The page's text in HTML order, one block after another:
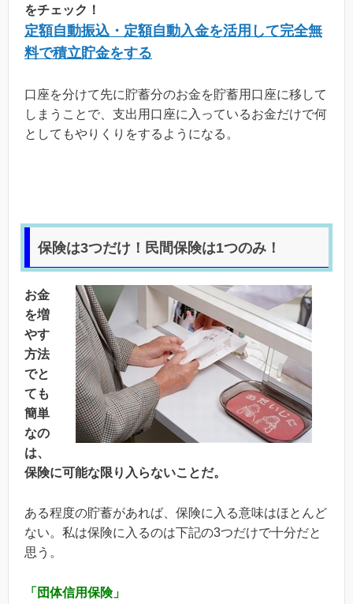
をチェック！
定額自動振込・定額自動入金を活用して完全無
料で積立貯金をする
口座を分けて先に貯蓄分のお金を貯蓄用口座に移して
しまうことで、支出用口座に入っているお金だけで何
としてもやりくりをするようになる。
保険は3つだけ！民間保険は1つのみ！
お金
を増
やす
方法
でと
ても
簡単
なの
は、
保険に可能な限り入らないことだ。
ある程度の貯蓄があれば、保険に入る意味はほとんど
ない。私は保険に入るのは下記の3つだけで十分だと
思う。
「団体信用保険」